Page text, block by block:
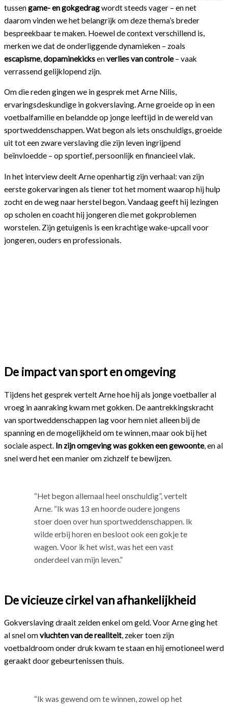
tussengame- en gokgedragwordt steeds vager – en net
daarom vinden we het belangrijk om deze thema’s breder
bespreekbaar te maken. Hoewel de context verschillend is,
merken we dat de onderliggende dynamieken – zoals
escapisme,dopaminekicksenverlies van controle– vaak
verrassend gelijklopend zijn.
Om die reden gingen we in gesprek met Arne Nilis,
ervaringsdeskundige in gokverslaving. Arne groeide op in een
voetbalfamilie en belandde op jonge leeftijd in de wereld van
sportweddenschappen. Wat begon als iets onschuldigs, groeide
uit tot een zware verslaving die zijn leven ingrijpend
beïnvloedde – op sportief, persoonlijk en financieel vlak.
In het interview deelt Arne openhartig zijn verhaal: van zijn
eerste gokervaringen als tiener tot het moment waarop hij hulp
zocht en de weg naar herstel begon. Vandaag geeft hij lezingen
op scholen en coacht hij jongeren die met gokproblemen
worstelen. Zijn getuigenis is een krachtige wake-upcall voor
jongeren, ouders en professionals.
De impact van sport en omgeving
Tijdens het gesprek vertelt Arne hoe hij als jonge voetballer al
vroeg in aanraking kwam met gokken. De aantrekkingskracht
van sportweddenschappen lag voor hem niet alleen bij de
spanning en de mogelijkheid om te winnen, maar ook bij het
sociale aspect. In zijn omgeving was gokken een gewoonte, en al
snel werd het een manier om zichzelf te bewijzen.
“Het begon allemaal heel onschuldig”, vertelt
Arne. “Ik was 13 en hoorde oudere jongens
stoer doen over hun sportweddenschappen. Ik
wilde erbij horen en besloot ook een gokje te
wagen. Voor ik het wist, was het een vast
onderdeel van mijn leven.”
De vicieuze cirkel van afhankelijkheid
Gokverslaving draait zelden enkel om geld. Voor Arne ging het
al snel omvluchten van de realiteit, zeker toen zijn
voetbaldroom onder druk kwam te staan en hij emotioneel werd
geraakt door gebeurtenissen thuis.
“Ik was gewend om te winnen, zowel op het